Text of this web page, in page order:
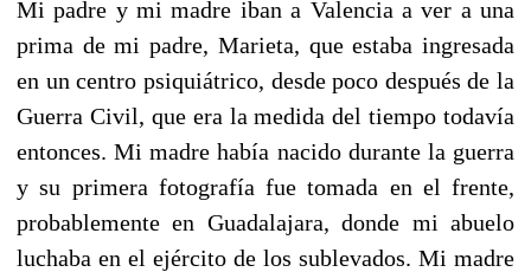
Mi padre y mi madre iban a Valencia a ver a una
prima de mi padre, Marieta, que estaba ingresada
en un centro psiquiátrico, desde poco después de la
Guerra Civil, que era la medida del tiempo todavía
entonces. Mi madre había nacido durante la guerra
y su primera fotografía fue tomada en el frente,
probablemente en Guadalajara, donde mi abuelo
luchaba en el ejército de los sublevados. Mi madre